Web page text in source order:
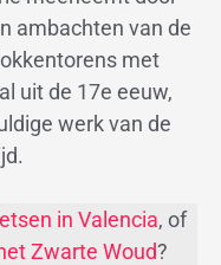
ambachten van de
met
uit de 17e eeuw,
werk van de
in Valencia, of
Zwarte Woud?